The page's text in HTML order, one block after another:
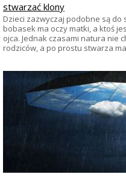
stwarzać klony
Dzieci zazwyczaj podobne są do
bobasek ma oczy matki, a ktoś
ojca. Jednak czasami natura nie
rodziców, a po prostu stwarza